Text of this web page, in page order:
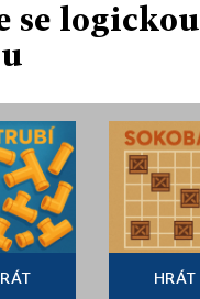
se logickou
HRÁT